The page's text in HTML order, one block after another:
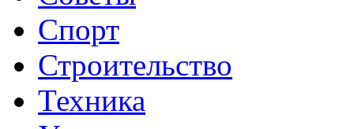
Спорт
Строительство
Техника